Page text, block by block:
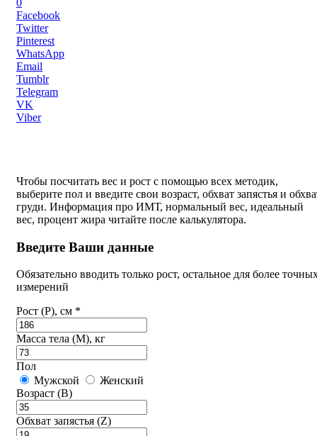
Facebook
Twitter
Pinterest
WhatsApp
Email
Tumblr
Telegram
VK
Viber
Чтобы посчитать вес и рост с помощью всех методик,
выберите пол и введите свои возраст, обхват запястья и
груди. Информация про ИМТ, нормальный вес, идеальный
вес, процент жира читайте после калькулятора.
Введите Ваши данные
Обязательно вводить только рост, остальное для более
измерений
Рост (P), см *
Масса тела (M), кг
Пол
Мужской
Женский
Возраст (B)
Обхват запястья (Z)